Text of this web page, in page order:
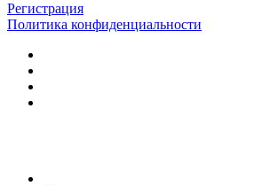
Регистрация
Политика конфиденциальности